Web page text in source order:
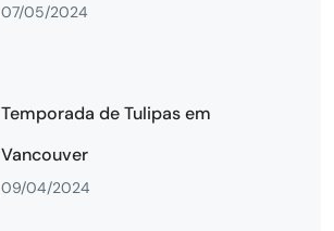
07/05/2024
Temporada de Tulipas em
Vancouver
09/04/2024